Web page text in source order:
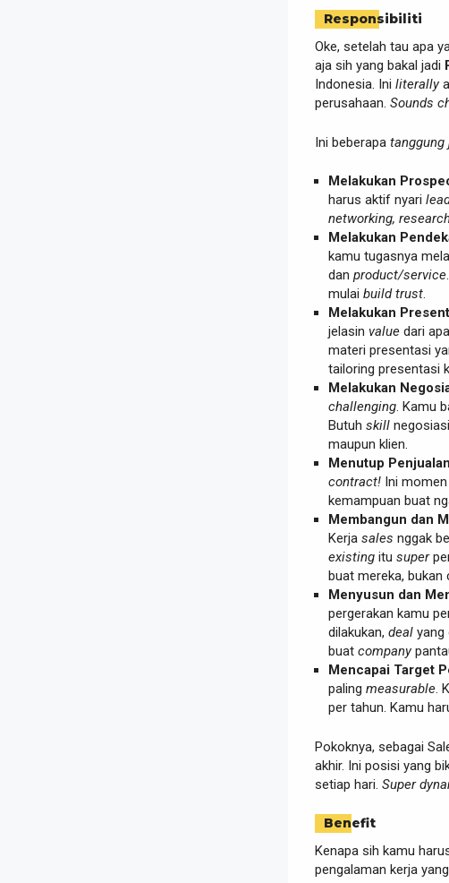
Responsibiliti
Oke, setelah tau apa
aja sih yang bakal jadi
Indonesia. Ini literally
perusahaan. Sounds
Ini beberapa tanggung
Melakukan
harus aktif nyari
networking,
Melakukan
kamu tugasnya
dan product/service
mulai build trust.
Melakukan
jelasin value dari
materi presentasi
tailoring presentasi
Melakukan
challenging. Kamu
Butuh skill
maupun klien.
Menutup
contract! Ini
kemampuan buat
Membangun dan
Kerja sales nggak
existing itu super
buat mereka, bukan
Menyusun dan
pergerakan kamu
dilakukan, deal yang
buat company
Mencapai Target
paling measurable.
per tahun. Kamu
Pokoknya, sebagai
akhir. Ini posisi yang
setiap hari. Super
Benefit
Kenapa sih kamu
pengalaman kerja